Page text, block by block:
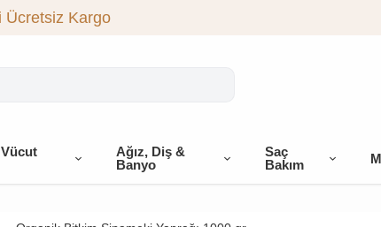
Ücretsiz Kargo
Ağız, Diş &
Banyo
Saç
Bakım